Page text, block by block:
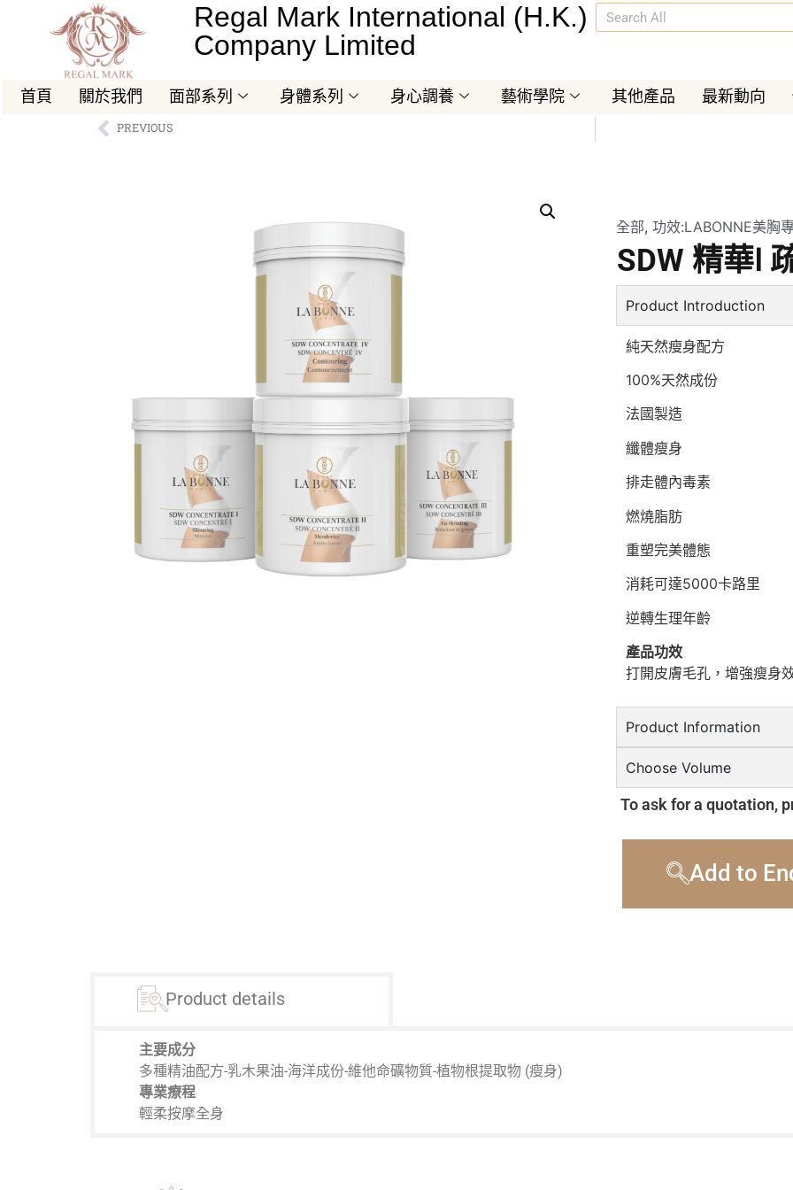
Regal Mark International (H.K.)
Company Limited
首頁 關於我們 面部系列 身體系列 身心調養 藝術學院 其他產品 最新動向
PREVIOUS
全部, 功效:LABONNE美胸
SDW 精華Ⅰ
Product Introduction
純天然瘦身配方
100%天然成份
法國製造
纖體瘦身
排走體內毒素
燃燒脂肪
重塑完美體態
消耗可達5000卡路里
逆轉生理年齡
產品功效
打開皮膚毛孔，增強瘦身
Product Information
Choose Volume
To ask for a quotation,
Add to
Product details
主要成分
多種精油配方-乳木果油-海洋成份-維他命礦物質-植物根提取物 (瘦身)
專業療程
輕柔按摩全身